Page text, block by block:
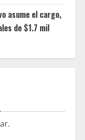
asume el cargo,
de $1.7 mil